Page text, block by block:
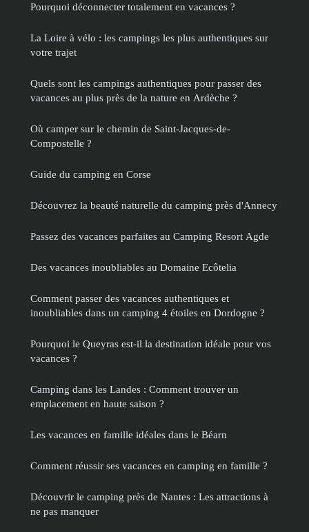
Pourquoi déconnecter totalement en vacances ?
La Loire à vélo : les campings les plus authentiques sur
votre trajet
Quels sont les campings authentiques pour passer des
vacances au plus près de la nature en Ardèche ?
Où camper sur le chemin de Saint-Jacques-de-
Compostelle ?
Guide du camping en Corse
Découvrez la beauté naturelle du camping près d'Annecy
Passez des vacances parfaites au Camping Resort Agde
Des vacances inoubliables au Domaine Ecôtelia
Comment passer des vacances authentiques et
inoubliables dans un camping 4 étoiles en Dordogne ?
Pourquoi le Queyras est-il la destination idéale pour vos
vacances ?
Camping dans les Landes : Comment trouver un
emplacement en haute saison ?
Les vacances en famille idéales dans le Béarn
Comment réussir ses vacances en camping en famille ?
Découvrir le camping près de Nantes : Les attractions à
ne pas manquer